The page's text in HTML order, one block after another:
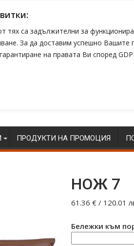
тях са задължителни за
За да доставим успешно Вашите
на правата Ви според
ПРОДУКТИ НА ПРОМОЦИЯ
НОЖ 7
61.36 €/ 120.01
Бележки към